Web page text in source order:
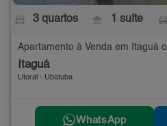
3 quartos 1 suíte
Apartamento à Venda em Itaguá
Itaguá
Litoral - Ubatuba
WhatsApp